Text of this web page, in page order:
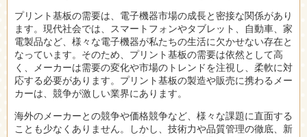
プリント基板の需要は、電子機器市場の成長と密接な関係があり
ます。現代社会では、スマートフォンやタブレット、自動車、家
電製品など、様々な電子機器が私たちの生活に欠かせない存在と
なっています。そのため、プリント基板の需要は依然として高
く、メーカーは需要の変化や市場のトレンドを注視し、柔軟に対
応する必要があります。プリント基板の製造や販売に携わるメー
カーは、競争が激しい業界にあります。
海外のメーカーとの競争や価格競争など、様々な課題に直面する
ことも少なくありません。しかし、技術力や品質管理の徹底、新